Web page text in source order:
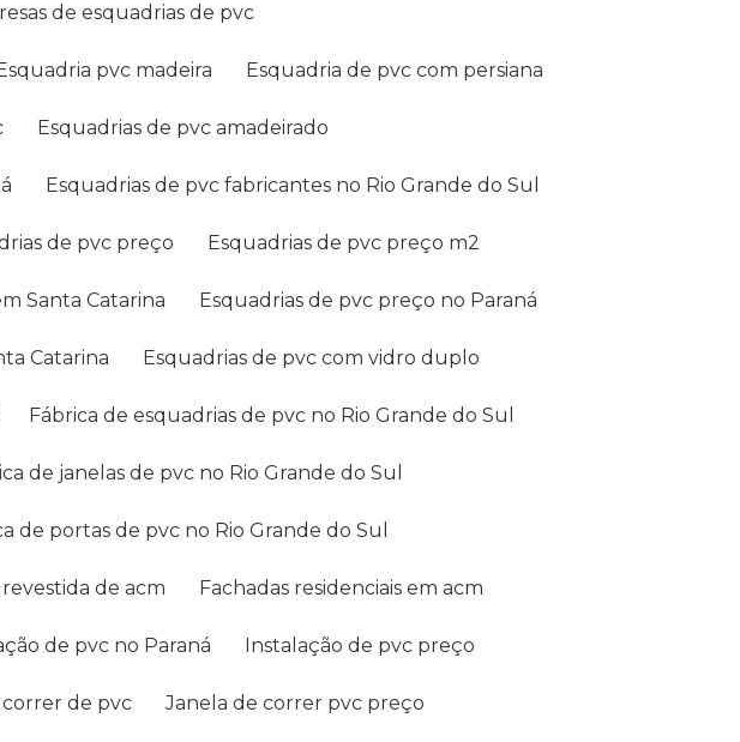
de esquadrias de pvc
Esquadria pvc madeira Esquadria de pvc com persiana
Esquadrias de pvc amadeirado
Esquadrias de pvc fabricantes no Rio Grande do Sul
de pvc preço Esquadrias de pvc preço m2
Santa Catarina Esquadrias de pvc preço no Paraná
Catarina Esquadrias de pvc com vidro duplo
Fábrica de esquadrias de pvc no Rio Grande do Sul
de janelas de pvc no Rio Grande do Sul
de portas de pvc no Rio Grande do Sul
revestida de acm Fachadas residenciais em acm
de pvc no Paraná Instalação de pvc preço
correr de pvc Janela de correr pvc preço